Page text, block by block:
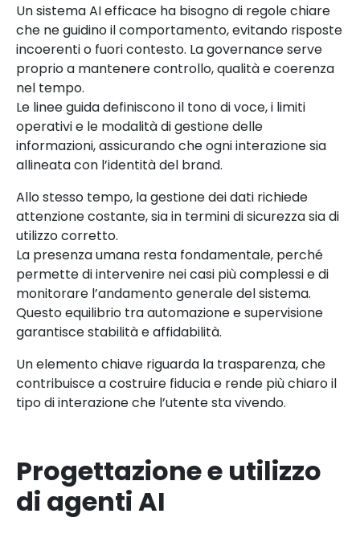
Un sistema AI efficace ha bisogno di regole chiare
che ne guidino il comportamento, evitando risposte
incoerenti o fuori contesto. La governance serve
proprio a mantenere controllo, qualità e coerenza
nel tempo.
Le linee guida definiscono il tono di voce, i limiti
operativi e le modalità di gestione delle
informazioni, assicurando che ogni interazione sia
allineata con l’identità del brand.
Allo stesso tempo, la gestione dei dati richiede
attenzione costante, sia in termini di sicurezza sia di
utilizzo corretto.
La presenza umana resta fondamentale, perché
permette di intervenire nei casi più complessi e di
monitorare l’andamento generale del sistema.
Questo equilibrio tra automazione e supervisione
garantisce stabilità e affidabilità.
Un elemento chiave riguarda la trasparenza, che
contribuisce a costruire fiducia e rende più chiaro il
tipo di interazione che l’utente sta vivendo.
Progettazione e utilizzo
di agenti AI